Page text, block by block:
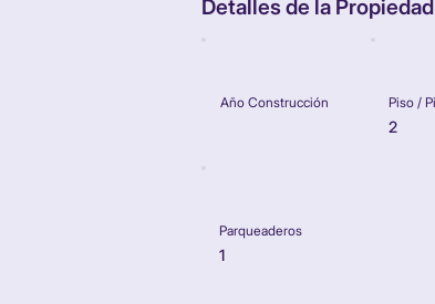
Detalles de la Propiedad
Año Construcción Piso /
2
Parqueaderos
1